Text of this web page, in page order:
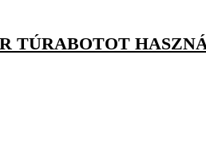
TÚRABOTOT